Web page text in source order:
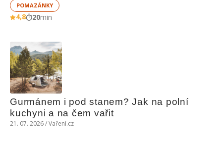
POMAZÁNKY
4,8 20min
Gurmánem i pod stanem? Jak na polní
kuchyni a na čem vařit
21. 07. 2026 / Vaření.cz